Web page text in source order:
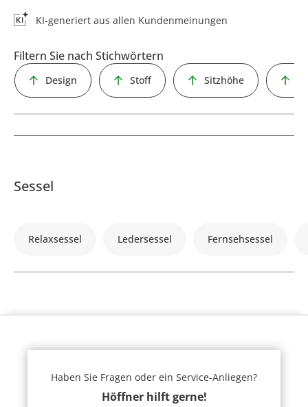
KI-generiert aus allen Kundenmeinungen
Filtern Sie nach Stichwörtern
Design Stoff Sitzhöhe
Sessel
Relaxsessel Ledersessel Fernsehsessel
Haben Sie Fragen oder ein Service-Anliegen?
Höffner hilft gerne!